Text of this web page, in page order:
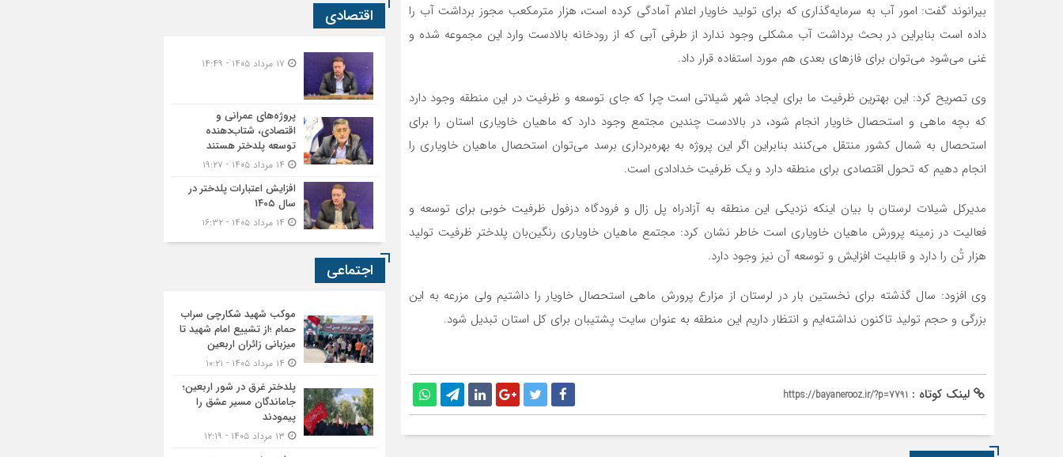
بیرانوند گفت: امور آب به سرمایه‌گذاری که برای تولید خاویار اعلام آمادگی کرده است، هزار مترمکعب مجوز برداشت آب را
داده است بنابراین در بحث برداشت آب مشکلی وجود ندارد از طرفی آبی که از رودخانه بالادست وارد این مجموعه شده و
غنی می‌شود می‌توان برای فازهای بعدی هم مورد استفاده قرار داد.
وی تصریح کرد: این بهترین ظرفیت ما برای ایجاد شهر شیلاتی است چرا که جای توسعه و ظرفیت در این منطقه وجود دارد
که بچه ماهی و استحصال خاویار انجام شود، در بالادست چندین مجتمع وجود دارد که ماهیان خاویاری استان را برای
استحصال به شمال کشور منتقل می‌کنند بنابراین اگر این پروژه به بهره‌برداری برسد می‌توان استحصال ماهیان خاویاری را
انجام دهیم که تحول اقتصادی برای منطقه دارد و یک ظرفیت خدادادی است.
مدیرکل شیلات لرستان با بیان اینکه نزدیکی این منطقه به آزادراه پل زال و فرودگاه دزفول ظرفیت خوبی برای توسعه و
فعالیت در زمینه پرورش ماهیان خاویاری است خاطر نشان کرد: مجتمع ماهیان خاویاری رنگین‌بان پلدختر ظرفیت تولید
هزار تُن را دارد و قابلیت افزایش و توسعه آن نیز وجود دارد.
وی افزود: سال گذشته برای نخستین بار در لرستان از مزارع پرورش ماهی استحصال خاویار را داشتیم ولی مزرعه به این
بزرگی و حجم تولید تاکنون نداشته‌ایم و انتظار داریم این منطقه به عنوان سایت پشتیبان برای کل استان تبدیل شود.
لینک کوتاه : https://bayanerooz.ir/?p=7791
اقتصادی
پروژه‌های عمرانی و
اقتصادی، شتاب‌دهنده
توسعه پلدختر هستند
افزایش اعتبارات پلدختر در
سال ۱۴۰۵
اجتماعی
موکب شهید شکارچی سراب
حمام ؛از تشییع امام شهید تا
میزبانی زائران اربعین
پلدختر غرق در شور اربعین؛
جاماندگان مسیر عشق را
پیمودند